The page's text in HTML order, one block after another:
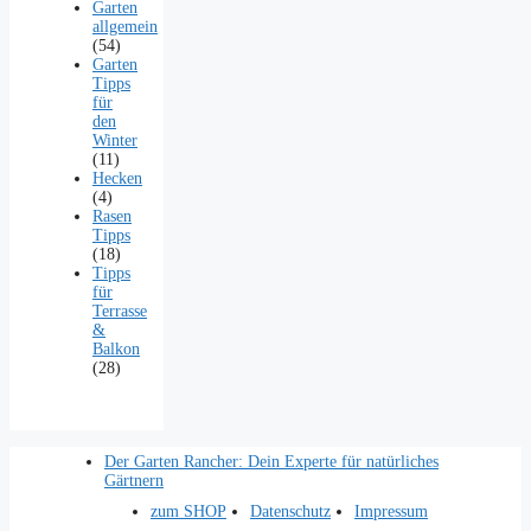
Garten
allgemein
(54)
Garten
Tipps
für
den
Winter
(11)
Hecken
(4)
Rasen
Tipps
(18)
Tipps
für
Terrasse
&
Balkon
(28)
Der Garten Rancher: Dein Experte für natürliches
Gärtnern
zum SHOP
Datenschutz Impressum